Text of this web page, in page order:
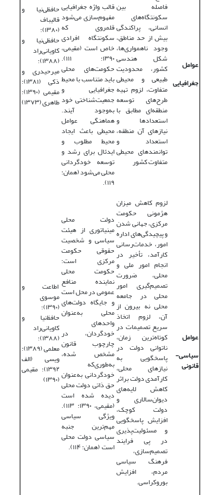
عوامل
جغرافیایی
فاصله بین
سکونتگاه‌های
انسانی، پراکندگی
بیش از حد مناطق،
وجود ناهمواری‌ها،
شکل هندسی
کشور، محدودیت
طبیعی و محیطی
متفاوت، لزوم تهیه
طرح‌های توسعه
منطقه‌ای مطابق با
استعدادها و
نیازهای آن منطقه،
استعداد و
توانمندهای محیطی
متفاوت کشور
قالب واژه جغرافیایی
مفهوم‌سازی می‌شود
قلمروی که
سکونتگاه افرادی
خاص است (مقیمی،
۱۳۹۰: ۱۱۱).
حکومت‌های محلی
باید متناسب با محیط
جغرافیایی و
جمعیت‌شناختی خود
به‌وجود آیند.
هماهنگی عوامل
محیطی باعث ایجاد
محیط مطلوب و
ایدئال برای رشد و
توسعه خودگردانی
محلی می‌شود (همان:
۱۱۹).
حافظی‌نیا و
قالیباف
(۱۳۸۰)؛
حافظی‌نیا و
کاویانی‌راد
(۱۳۸۸)؛
میرحیدری و
ذکی (۱۳۸۱)؛
مقیمی (۱۳۹۰)؛
طاهری (۱۳۷۳)
عوامل
سیاسی-‌
قانونی
لزوم کاهش میزان
هژمونی حکومت
مرکزی، جهانی ‌شدن
و پیچیدگی‌های اداره
امور، خدمات‌رسانی
کارآمد، تأخیر در
انجام امور ملی و
محلی، ضرورت
تصمیم‌گیری امور
محلی در جامعه
محلی نه بیرون از
آن، لزوم اتخاذ
سریع تصمیمات در
کوتاه‌ترین زمان،
ناتوانی دولت در
پاسخگویی به
نیازهای محلی،
کارآمدی دولت براثر
کاهش لایه‌های
دیوان‌سالاری و
دولت کوچک،
افزایش پاسخگویی
و مسئولیت‌پذیری
در پی فرایند
تصمیم‌سازی،
فرهنگ سیاسی
مردم، افزایش
بوروکراسی.
دولت محلی
مینیاتوری از هیئت
سیاسی و شخصیت
حقوقی حکومت
مرکزی است؛
حکومت محلی
نماینده منافع
عمومی در محل است
و جایگاه دولت‌های
محلی به‌عنوان
واحدهای
خودگردان، در
چارچوب قانون
مشخص ‌شده،
به‌طوری‌که
خودگردانی به‌عنوان
حق ذاتی دولت محلی
دیده ‌شده است
(مقیمی، ۱۳۹۰: ۱۱۳).
ویژگی سیاسی
مهم‌ترین جنبه
سیاسی دولت محلی
است (همان: ۱۱۴).
اطاعت و
موسوی
(۱۳۹۰)؛
حافظ‌نیا و
کاویانی‌راد
(۱۳۸۸)؛
معلمی (۱۳۸۹)؛
ویسی (الف
۱۳۹۲)؛ مقیمی
(۱۳۹۰)